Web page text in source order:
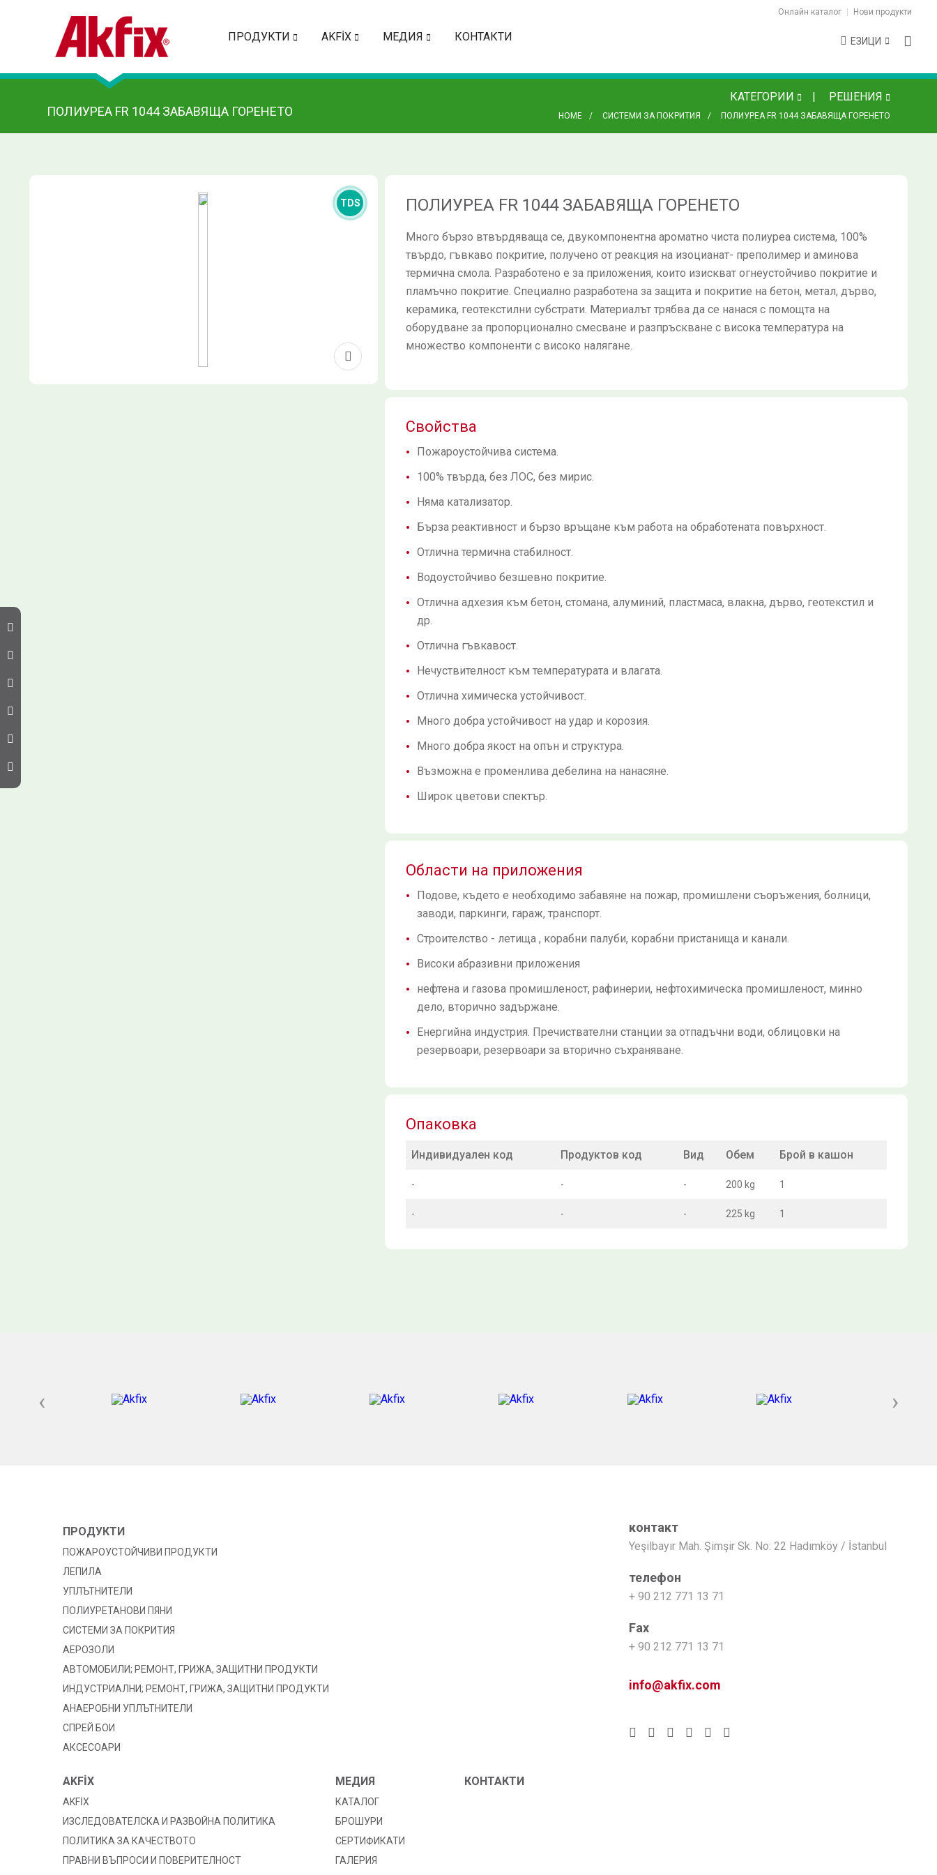
ПРОДУКТИ AKFİX МЕДИЯ КОНТАКТИ
Онлайн каталог Нови продукти
ЕЗИЦИ
ПОЛИУРЕА FR 1044 ЗАБАВЯЩА ГОРЕНЕТО
КАТЕГОРИИ РЕШЕНИЯ
HOME СИСТЕМИ ЗА ПОКРИТИЯ ПОЛИУРЕА FR 1044 ЗАБАВЯЩА ГОРЕНЕТО
TDS ПОЛИУРЕА FR 1044 ЗАБАВЯЩА ГОРЕНЕТО
Много бързо втвърдяваща се, двукомпонентна ароматно чиста полиуреа система, 100%
твърдо, гъвкаво покритие, получено от реакция на изоцианат- преполимер и аминова
термична смола. Разработено е за приложения, които изискват огнеустойчиво покритие и
пламъчно покритие. Специално разработена за защита и покритие на бетон, метал, дърво,
керамика, геотекстилни субстрати. Материалът трябва да се нанася с помощта на
оборудване за пропорционално смесване и разпръскване с висока температура на
множество компоненти с високо налягане.
Свойства
Пожароустойчива система.
100% твърда, без ЛОС, без мирис.
Няма катализатор.
Бърза реактивност и бързо връщане към работа на обработената повърхност.
Отлична термична стабилност.
Водоустойчиво безшевно покритие.
Отлична адхезия към бетон, стомана, алуминий, пластмаса, влакна, дърво, геотекстил и
др.
Отлична гъвкавост.
Нечуствителност към температурата и влагата.
Отлична химическа устойчивост.
Много добра устойчивост на удар и корозия.
Много добра якост на опън и структура.
Възможна е променлива дебелина на нанасяне.
Широк цветови спектър.
Области на приложения
Подове, където е необходимо забавяне на пожар, промишлени съоръжения, болници,
заводи, паркинги, гараж, транспорт.
Строителство - летища , корабни палуби, корабни пристанища и канали.
Високи абразивни приложения
нефтена и газова промишленост, рафинерии, нефтохимическа промишленост, минно
дело, вторично задържане.
Енергийна индустрия. Пречиствателни станции за отпадъчни води, облицовки на
резервоари, резервоари за вторично съхраняване.
Опаковка
Индивидуален код Продуктов код Вид Обем Брой в кашон
- - - 200 kg 1
- - - 225 kg 1
‹ ›
ПРОДУКТИ
ПОЖАРОУСТОЙЧИВИ ПРОДУКТИ
ЛЕПИЛА
УПЛЪТНИТЕЛИ
ПОЛИУРЕТАНОВИ ПЯНИ
СИСТЕМИ ЗА ПОКРИТИЯ
АЕРОЗОЛИ
АВТОМОБИЛИ; РЕМОНТ, ГРИЖА, ЗАЩИТНИ ПРОДУКТИ
ИНДУСТРИАЛНИ; РЕМОНТ, ГРИЖА, ЗАЩИТНИ ПРОДУКТИ
АНАЕРОБНИ УПЛЪТНИТЕЛИ
СПРЕЙ БОИ
АКСЕСОАРИ
AKFİX
AKFİX
ИЗСЛЕДОВАТЕЛСКА И РАЗВОЙНА ПОЛИТИКА
ПОЛИТИКА ЗА КАЧЕСТВОТО
ПРАВНИ ВЪПРОСИ И ПОВЕРИТЕЛНОСТ
МЕДИЯ
КАТАЛОГ
БРОШУРИ
СЕРТИФИКАТИ
ГАЛЕРИЯ
КОНТАКТИ
контакт
Yeşilbayır Mah. Şimşir Sk. No: 22 Hadımköy / İstanbul
телефон
+ 90 212 771 13 71
Fax
+ 90 212 771 13 71
info@akfix.com